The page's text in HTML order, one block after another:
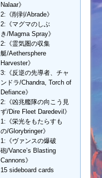
Nalaar》
2:《削剥/Abrade》
2:《マグマのしぶ
き/Magma Spray》
2:《霊気圏の収集
艇/Aethersphere
Harvester》
3:《反逆の先導者、チャ
ンドラ/Chandra, Torch of
Defiance》
2:《凶兆艦隊の向こう見
ず/Dire Fleet Daredevil》
1:《栄光をもたらすも
の/Glorybringer》
1:《ヴァンスの爆破
砲/Vance’s Blasting
Cannons》
15 sideboard cards